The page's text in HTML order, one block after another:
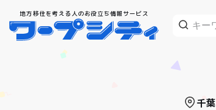
地方移住を考える人のお役立ち情報サービス
千